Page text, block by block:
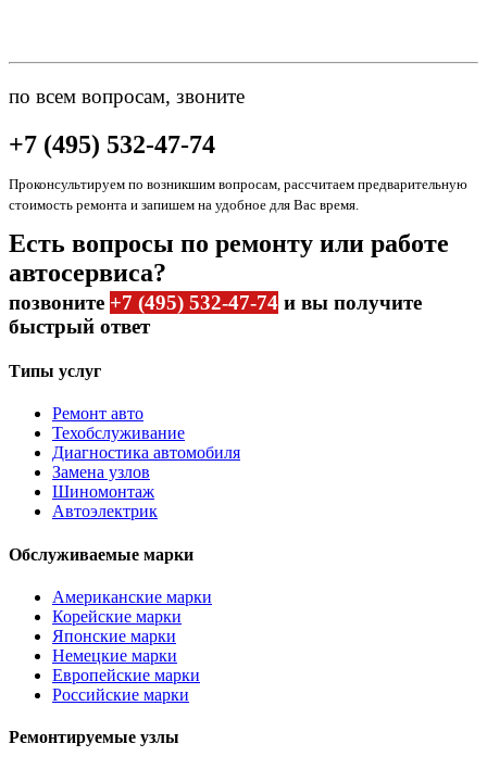
по всем вопросам, звоните
+7 (495) 532-47-74
Проконсультируем по возникшим вопросам, рассчитаем предварительную
стоимость ремонта и запишем на удобное для Вас время.
Есть вопросы по ремонту или работе
автосервиса?
позвоните +7 (495) 532-47-74 и вы получите
быстрый ответ
Типы услуг
Ремонт авто
Техобслуживание
Диагностика автомобиля
Замена узлов
Шиномонтаж
Автоэлектрик
Обслуживаемые марки
Американские марки
Корейские марки
Японские марки
Немецкие марки
Европейские марки
Российские марки
Ремонтируемые узлы